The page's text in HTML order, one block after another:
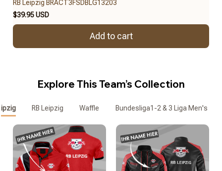
RB Leipzig BRACT3FSDBLG13203
$39.95 USD
Add to cart
Explore This Team’s Collection
RB Leipzig Waffle Bundesliga1-2 & 3 Liga Men's